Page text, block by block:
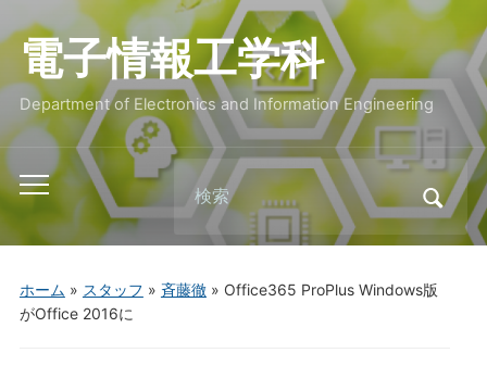
電子情報工学科
Department of Electronics and Information Engineering
Toggle
mobile
menu
Search
for:
ホーム » スタッフ » 斉藤徹» Office365 ProPlus Windows版
がOffice 2016に